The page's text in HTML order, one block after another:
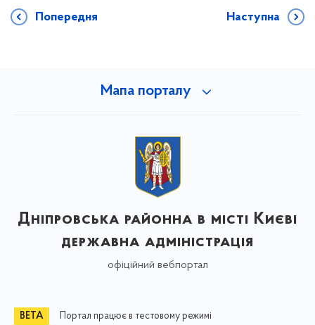
Попередня Наступна
Мапа порталу
Дніпровська районна в місті Києві
державна адміністрація
офіційний вебпортал
Портал працює в тестовому режимі